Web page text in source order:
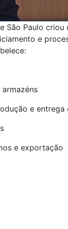
Paulo
e
e entrega
e exportação